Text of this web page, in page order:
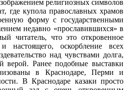
религиозных символов
где купола православных храмов
форму с государственными
недавно «прославившихся» в
читатель, что это откровенное
настоящего, оскорбление всех
над чувствами долга,
верой. Ранее подобные выставки
в Краснодаре, Перми и
В Краснодаре казаки просто